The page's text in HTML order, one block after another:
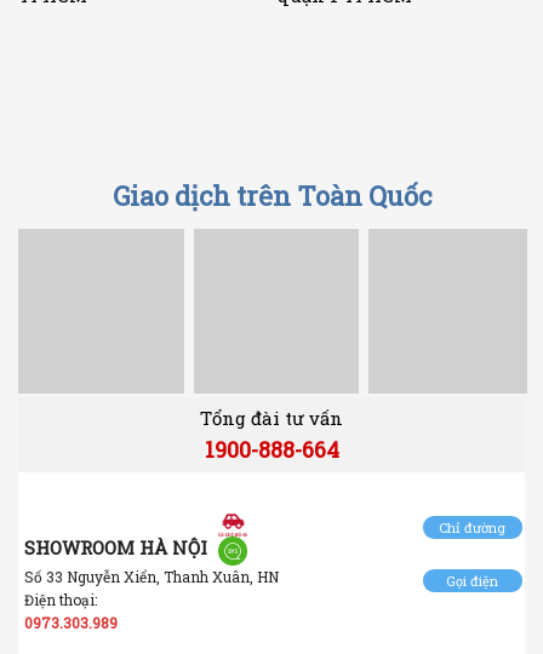
Giao dịch trên Toàn Quốc
Tổng đài tư vấn
1900-888-664
SHOWROOM HÀ NỘI
Số 33 Nguyễn Xiển, Thanh Xuân, HN
Điện thoại:
0973.303.989
Chỉ đường
Gọi điện